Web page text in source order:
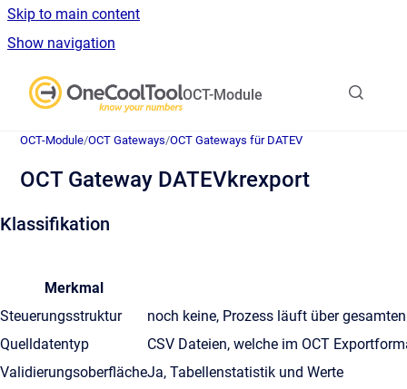
Skip to main content
Show navigation
OCT-Module
OCT-Module/OCT Gateways/OCT Gateways für DATEV
OCT Gateway DATEVkrexport
Klassifikation
Merkmal
Steuerungsstruktur
noch keine, Prozess läuft über
Quelldatentyp
CSV Dateien, welche im OCT
ValidierungsoberflächeJa, Tabellenstatistik und Werte